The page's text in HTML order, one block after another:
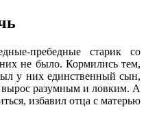
пребедные старик со
не было. Кормились тем,
у них единственный сын,
вырос разумным и ловким. А
избавил отца с матерью